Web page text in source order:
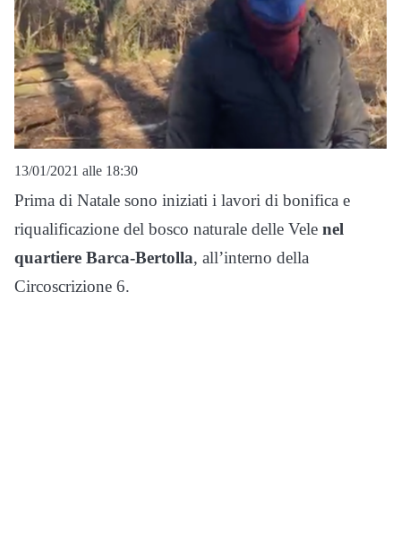
13/01/2021 alle 18:30
Prima di Natale sono iniziati i lavori di bonifica e
riqualificazione del bosco naturale delle Vele nel
quartiere Barca-Bertolla, all’interno della
Circoscrizione 6.